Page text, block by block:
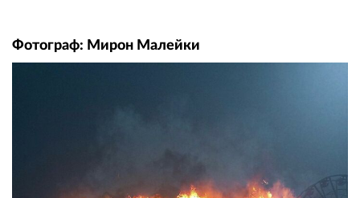
Фотограф: Мирон Малейки